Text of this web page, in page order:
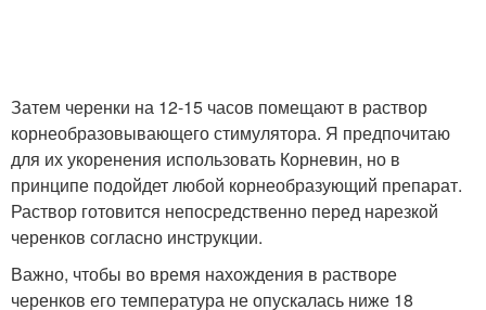
Затем черенки на 12-15 часов помещают в раствор
корнеобразовывающего стимулятора. Я предпочитаю
для их укоренения использовать Корневин, но в
принципе подойдет любой корнеобразующий препарат.
Раствор готовится непосредственно перед нарезкой
черенков согласно инструкции.
Важно, чтобы во время нахождения в растворе
черенков его температура не опускалась ниже 18